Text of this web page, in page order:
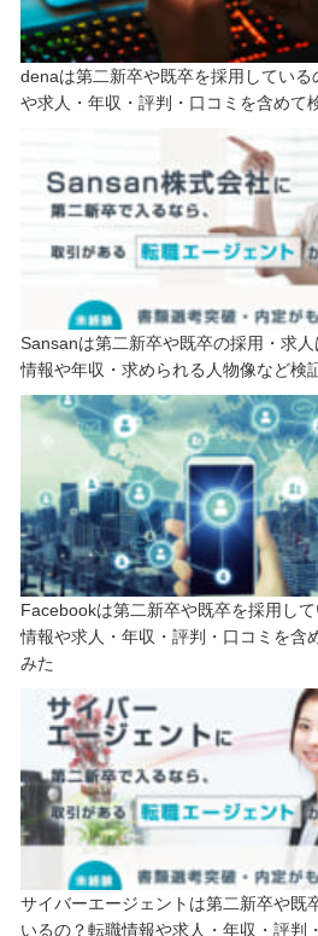
denaは第二新卒や既卒を採用している
や求人・年収・評判・口コミを含めて
Sansanは第二新卒や既卒の採用・求
情報や年収・求められる人物像など検
Facebookは第二新卒や既卒を採用し
情報や求人・年収・評判・口コミを含
みた
サイバーエージェントは第二新卒や既
いるの？転職情報や求人・年収・評判